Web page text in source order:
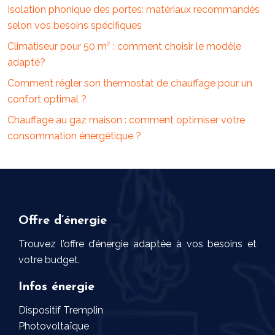
Isolation phonique des portes: matériaux recommandés
selon vos besoins spécifiques
Climatiseur pour 50 m² : comment choisir le modèle
adapté?
Comment régler son thermostat de chauffage pour un
confort optimal ?
Chauffage au gaz maison : comment optimiser votre
consommation énergétique ?
Offre d’énergie
Trouvez l’offre d’énergie adaptée à vos besoins et
votre budget.
Infos énergie
Dispositif Tremplin
Photovoltaïque